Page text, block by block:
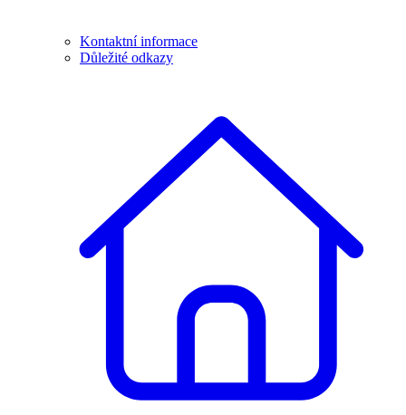
Kontaktní informace
Důležité odkazy